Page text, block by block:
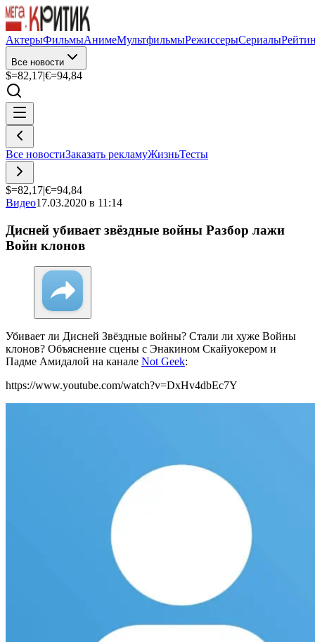
АктерыФильмыАнимеМультфильмыРежиссерыСериалы
Все новости
$=82,17|€=94,84
Все новостиЗаказать рекламуЖизньТесты
$=82,17|€=94,84
Видео17.03.2020 в 11:14
Дисней убивает звёздные войны Разбор лажи
Войн клонов
Убивает ли Дисней Звёздные войны? Стали ли хуже Войны
клонов? Объяснение сцены с Энакином Скайуокером и
Падме Амидалой на канале Not Geek:
https://www.youtube.com/watch?v=DxHv4dbEc7Y